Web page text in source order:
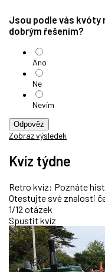
Jsou podle vás kvóty
dobrým řešením?
Ano
Ne
Nevím
Odpověz
Zobraz výsledek
Kvíz týdne
Retro kvíz: Poznáte
Otestujte své znalosti
1/12 otázek
Spustit kvíz